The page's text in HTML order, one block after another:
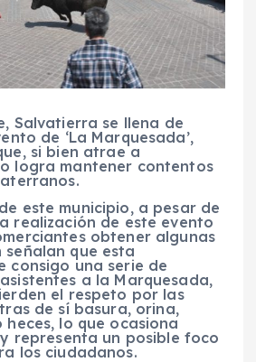
Salvatierra se llena de
de ‘La Marquesada’,
si bien atrae a
logra mantener contentos
este municipio, a pesar de
realización de este evento
obtener algunas
que esta
consigo una serie de
a la Marquesada,
el respeto por las
de sí basura, orina,
heces, lo que ocasiona
representa un posible foco
los ciudadanos.